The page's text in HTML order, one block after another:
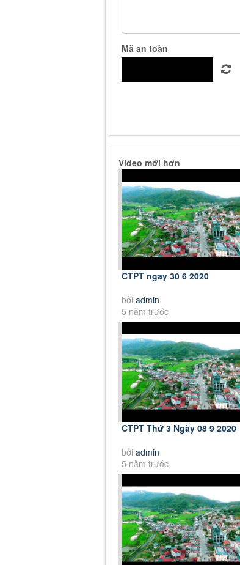
Mã an toàn
Video mới hơn
CTPT ngay 30 6 2020
bởi admin
5 năm trước
CTPT Thứ 3 Ngày 08 9 2020
bởi admin
5 năm trước